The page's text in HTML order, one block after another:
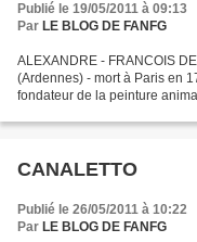
Publié le 19/05/2011 à 09:13
Par LE BLOG DE FANFG
ALEXANDRE - FRANCOIS
(Ardennes) - mort à Paris en
fondateur de la peinture
CANALETTO
Publié le 26/05/2011 à 10:22
Par LE BLOG DE FANFG